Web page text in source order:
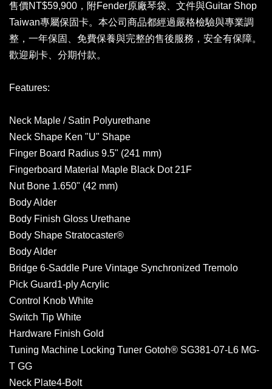
售價NT$59,900，附Fender原廠琴袋、文件與Guitar Shop
Taiwan專屬保固卡。本公司商品都經過嚴格檢驗與專業調
整，一年保固、免費保養與完整的售後服務，安全有保障。
歡迎刷卡、分期付款。
Features:
Neck Maple / Satin Polyurethane
Neck Shape Ken "U" Shape
Finger Board Radius 9.5" (241 mm)
Fingerboard Material Maple Black Dot 21F
Nut Bone 1.650" (42 mm)
Body Alder
Body Finish Gloss Urethane
Body Shape Stratocaster®
Body Alder
Bridge 6-Saddle Pure Vintage Synchronized Tremolo
Pick Guard1-ply Acrylic
Control Knob White
Switch Tip White
Hardware Finish Gold
Tuning Machine Locking Tuner Gotoh® SG381-07-L6 MG-
T GG
Neck Plate4-Bolt